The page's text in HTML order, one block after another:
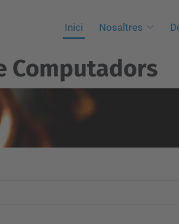
Inici Nosaltres
Computadors